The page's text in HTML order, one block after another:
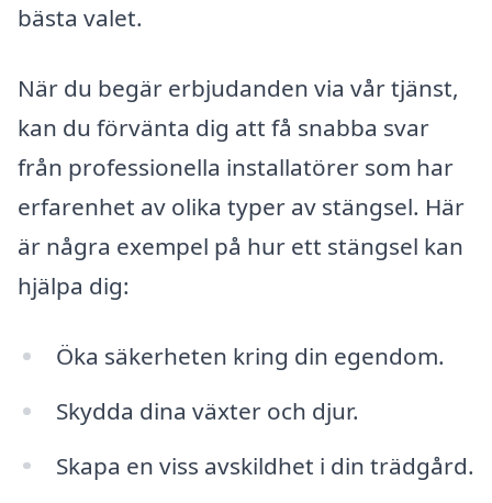
bästa valet.
När du begär erbjudanden via vår tjänst,
kan du förvänta dig att få snabba svar
från professionella installatörer som har
erfarenhet av olika typer av stängsel. Här
är några exempel på hur ett stängsel kan
hjälpa dig:
Öka säkerheten kring din egendom.
Skydda dina växter och djur.
Skapa en viss avskildhet i din trädgård.